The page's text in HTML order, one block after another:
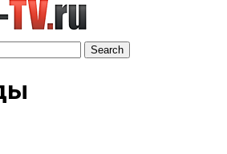
Search